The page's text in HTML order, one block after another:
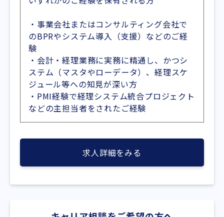
・事業会社またはコンサルティング会社で
のBPRやシステム導入（支援）などのご経
験
・会計・経理業務に実務に精通し、かつシ
ステム（マスタやローデータ）、経理スケ
ジュール等への知見が深い方
・PMI経験で経理システム統合プロジェクト
などの主担当者をされたご経験
求人詳細をみる